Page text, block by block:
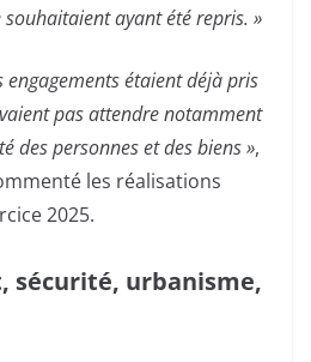
ayant été repris. »
engagements étaient déjà pris
pas attendre notamment
des personnes et des biens »,
les réalisations
2025.
sécurité, urbanisme,